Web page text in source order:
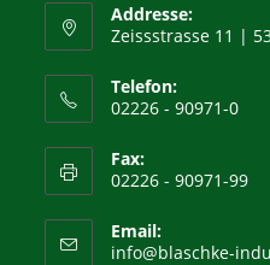
Addresse:
Zeissstrasse 11 |
Telefon:
02226 - 90971-0
Fax:
02226 - 90971-99
Email:
info@blaschke-